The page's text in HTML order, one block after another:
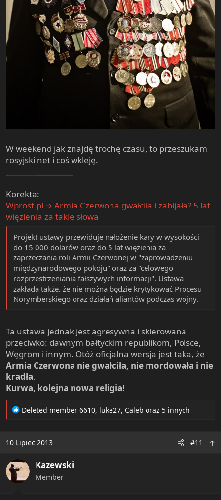
W weekend jak znajdę trochę czasu, to przeszukam
rosyjski net i coś wkleję.
Korekta:
Wprost.pl ➩ Armia Czerwona gwałciła i zabijała? 5 lat
więzienia za takie słowa
Projekt ustawy przewiduje nałożenie kary w wysokości
do 15 000 dolarów oraz do 5 lat więzienia za
zaprzeczania roli Armii Czerwonej w "zaprowadzeniu
międzynarodowego pokoju" oraz za "celowego
rozprzestrzeniania fałszywych informacji". Ustawa
zakłada także, że nie można będzie krytykować Procesu
Norymberskiego oraz działań aliantów podczas wojny.
Ta ustawa jednak jest agresywna i skierowana
przeciwko: dawnym bałtyckim republikom, Polsce,
Węgrom i innym. Otóż oficjalna wersja jest taka, że
Armia Czerwona nie gwałciła, nie mordowała i nie
kradła.
Kurwa, kolejna nowa religia!
R
t
o
n
s
Deleted member 6610, luke27, Caleb oraz 5 innych
10 Lipiec 2013 #11
Kazewski
Member